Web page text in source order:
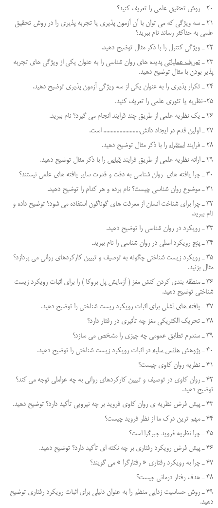
20 ـ روش تحقيق علمي را تعريف كنيد؟
21 ـ سه ويژگي كه مي توان با آن آزمون پذيري يا تجربه پذيري را در روش تحقیق
علمی به حداكثر رساند نام ببريد؟
22 ـ ویژگی كنترل را با ذكر مثال توضيح دهيد.
23 ـ
تعريف عملياتي پديده هاي روان شناسي را به عنوان يكي از ويژگي هاي تجربه
پذير بودن با مثال توضيح دهيد.
24 ـ تكرار پذيري را به عنوان يكي از سه ويژگي آزمون پذيري توضيح دهيد.
25-نظریه یا تئوری علمی را تعریف کنید.
26 ـ يك نظريه علمي از طريق چند قرايند انجام مي گيرد؟ نام ببريد.
27 ـ اولين قدم در ايجاد دانش......................... است.
28 ـ فرايند
استقراء را با ذكر مثال توضيح دهيد.
29 ـ ارائه نظريه علمي از طريق فرايند
قياس را با ذكر مثال توضيح دهيد.
30 ـ چرا یافته های روان شناسی به دقت و قدرت سایر یافته های علمی نیستند؟
31 ـ موضوع روان شناسي چيست؟ نام برده و هر كدام را توضيح دهيد.
32 ـ چرا براي شناخت انسان از معرفت هاي گوناگون استفاده مي شود؟ توضيح داده و
نام ببريد.
33 ـ رويكرد در روان شناسي را توضيح دهيد.
34 ـ پنج رويكرد اصلي در روان شناسي را نام ببريد.
35 ـ رويكرد زيست شناختي چگونه به توصيف و تبيين كاركردهاي رواني مي پردازد؟
مثال بزنيد.
36 ـ منطقه بندي كردن كنش مغز ( آزمايش پل بروكا ) را براي اثبات رويكرد زيست
شناختي توضيح دهيد.
37 ـ
يافته هاي لشلي براي اثبات رويكرد ريست شناختي را توضيح دهيد.
38 ـ تحريك الكتريكي مغز چه تأثيري در رفتار دارد؟
39 ـ سندرم تطابق عمومي چه چيزي را مشخص مي سازد؟
40 ـ پژوهش
هانس سليه در اثبات رويكرد زيست شناختي را توضيح دهيد.
41 ـ نظریه روان كاوي چيست؟
42 ـ روان كاوي در توصيف و تبيين كاركردهاي رواني به چه عواملی توجه می کند؟
توضيح دهيد.
43 ـ پيش فرض نظريه ي روان كاوي فرويد بر چه نيرويي تأكيد دارد؟ توضيح دهيد.
44 ـ مهم ترين درك ما از نظر فرويد چيست؟
45 ـ چرا نظريه فرويد
جبرگرا است؟
46 ـ پيش فرض رويكرد رفتاري بر چه نكته اي تأكيد دارد؟ توضيح دهيد.
47 ـ چرا به رويكرد رفتاري « رفتارگرا » مي گويند؟
48 ـ هدف رفتار درماني چيست؟
49 ـ روش حساسيت زدايي منظم را به عنوان دليلي براي اثبات رويكرد رفتاري توضيح
دهيد.